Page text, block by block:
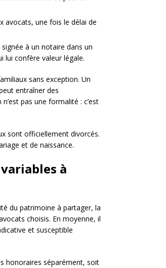
avocats, une fois le délai de
à un notaire dans un
lui confère valeur légale.
sans exception. Un
entraîner des
pas une formalité : c’est
sont officiellement divorcés.
et de naissance.
à
du patrimoine à partager, la
choisis. En moyenne, il
et susceptible
honoraires séparément, soit